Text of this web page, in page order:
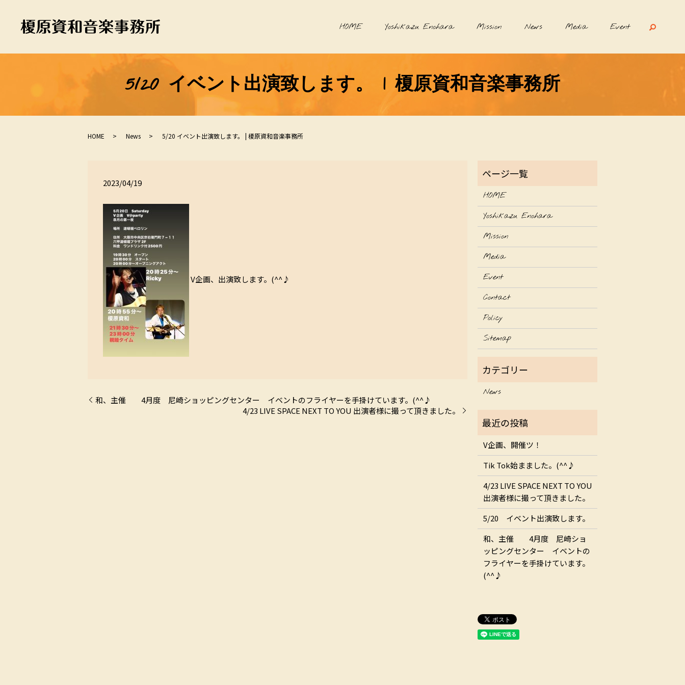
HOME Yoshikazu Enohara Mission News Media Event
5/20 イベント出演致します。 | 榎原資和音楽事務所
HOME News 5/20 イベント出演致します。 | 榎原資和音楽事務所
2023/04/19
V企画、出演致します。(^^♪
和、主催 4月度 尼崎ショッピングセンター イベントのフライヤーを手掛けています。(^^♪
4/23 LIVE SPACE NEXT TO YOU 出演者様に撮って頂きました。
HOME
Yoshikazu Enohara
Mission
Media
Event
Contact
Policy
Sitemap
News
V企画、開催ツ！
Tik Tok始まました。(^^♪
4/23 LIVE SPACE NEXT TO YOU
出演者様に撮って頂きました。
5/20 イベント出演致します。
和、主催 4月度 尼崎ショ
ッピングセンター イベントの
フライヤーを手掛けています。
(^^♪